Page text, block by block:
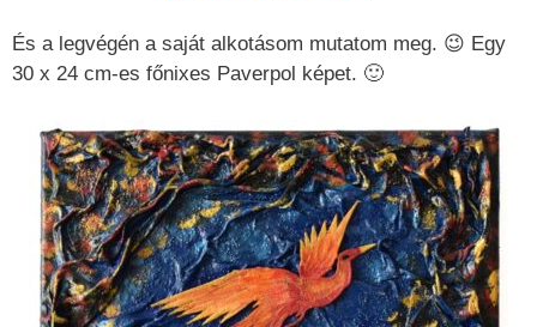
És a legvégén a saját alkotásom mutatom meg. 😉 Egy
30 x 24 cm-es főnixes Paverpol képet. 🙂